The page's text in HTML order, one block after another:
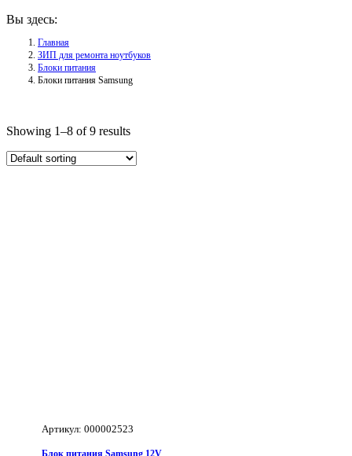
Вы здесь:
Главная
ЗИП для ремонта ноутбуков
Блоки питания
Блоки питания Samsung
Showing 1–8 of 9 results
Артикул: 000002523
Блок питания Samsung 12V